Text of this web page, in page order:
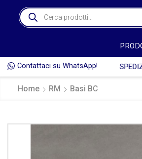
Contattaci su WhatsApp!
Home RM Basi BC